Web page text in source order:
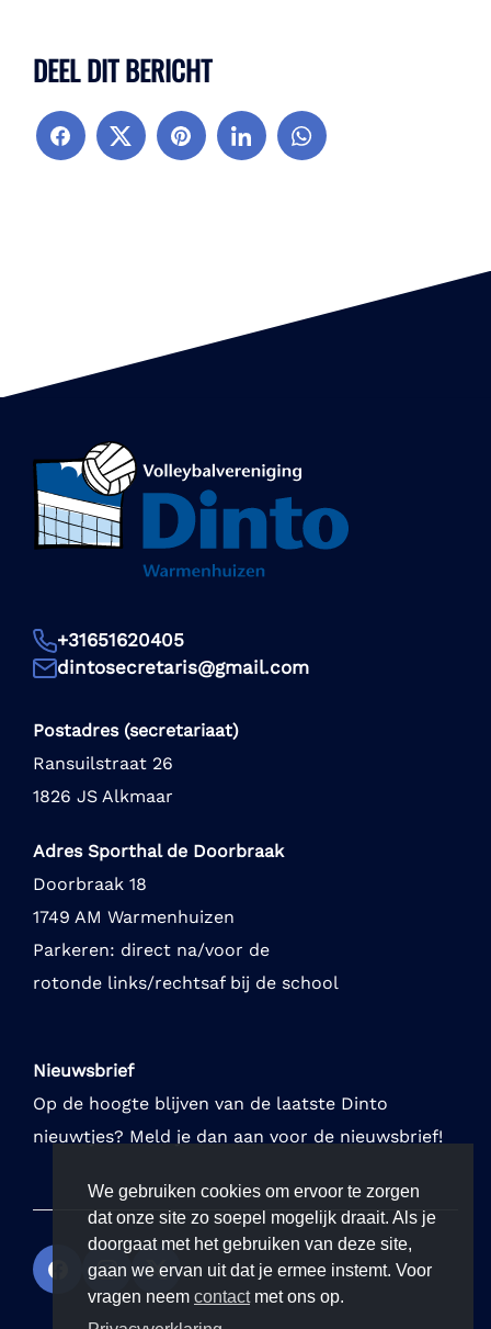
DEEL DIT BERICHT
+31651620405
dintosecretaris@gmail.com
Postadres (secretariaat)
Ransuilstraat 26
1826 JS Alkmaar
Adres Sporthal de Doorbraak
Doorbraak 18
1749 AM Warmenhuizen
Parkeren: direct na/voor de
rotonde links/rechtsaf bij de school
Nieuwsbrief
Op de hoogte blijven van de laatste Dinto
nieuwtjes? Meld je dan aan voor de nieuwsbrief!
We gebruiken cookies om ervoor te zorgen
dat onze site zo soepel mogelijk draait. Als je
doorgaat met het gebruiken van deze site,
gaan we ervan uit dat je ermee instemt. Voor
vragen neem contactmet ons op.